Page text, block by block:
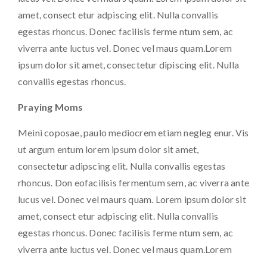
amet, consect etur adpiscing elit. Nulla convallis
egestas rhoncus. Donec facilisis ferme ntum sem, ac
viverra ante luctus vel. Donec vel maus quam.Lorem
ipsum dolor sit amet, consectetur dipiscing elit. Nulla
convallis egestas rhoncus.
Praying Moms
Meini coposae, paulo mediocrem etiam negleg enur. Vis
ut argum entum lorem ipsum dolor sit amet,
consectetur adipscing elit. Nulla convallis egestas
rhoncus. Don eofacilisis fermentum sem, ac viverra ante
lucus vel. Donec vel maurs quam. Lorem ipsum dolor sit
amet, consect etur adpiscing elit. Nulla convallis
egestas rhoncus. Donec facilisis ferme ntum sem, ac
viverra ante luctus vel. Donec vel maus quam.Lorem